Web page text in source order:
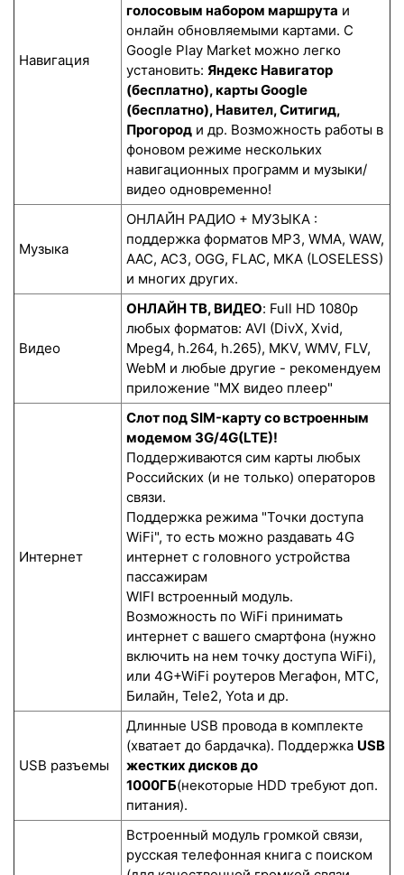
Навигация
голосовым набором маршрута и
онлайн обновляемыми картами. С
Google Play Market можно легко
установить: Яндекс Навигатор
(бесплатно), карты Google
(бесплатно), Навител, Ситигид,
Прогород и др. Возможность работы в
фоновом режиме нескольких
навигационных программ и музыки/
видео одновременно!
Музыка
ОНЛАЙН РАДИО + МУЗЫКА :
поддержка форматов MP3, WMA, WAW,
AAC, AC3, OGG, FLAC, MKA (LOSELESS)
и многих других.
Видео
ОНЛАЙН ТВ, ВИДЕО: Full HD 1080p
любых форматов: AVI (DivX, Xvid,
Mpeg4, h.264, h.265), MKV, WMV, FLV,
WebM и любые другие - рекомендуем
приложение "MX видео плеер"
Интернет
Слот под SIM-карту со встроенным
модемом 3G/4G(LTE)!
Поддерживаются сим карты любых
Российских (и не только) операторов
связи.
Поддержка режима "Точки доступа
WiFi", то есть можно раздавать 4G
интернет с головного устройства
пассажирам
WIFI встроенный модуль.
Возможность по WiFi принимать
интернет с вашего смартфона (нужно
включить на нем точку доступа WiFi),
или 4G+WiFi роутеров Мегафон, МТС,
Билайн, Tele2, Yota и др.
USB разъемы
Длинные USB провода в комплекте
(хватает до бардачка). Поддержка USB
жестких дисков до
1000ГБ(некоторые HDD требуют доп.
питания).
Встроенный модуль громкой связи,
русская телефонная книга с поиском